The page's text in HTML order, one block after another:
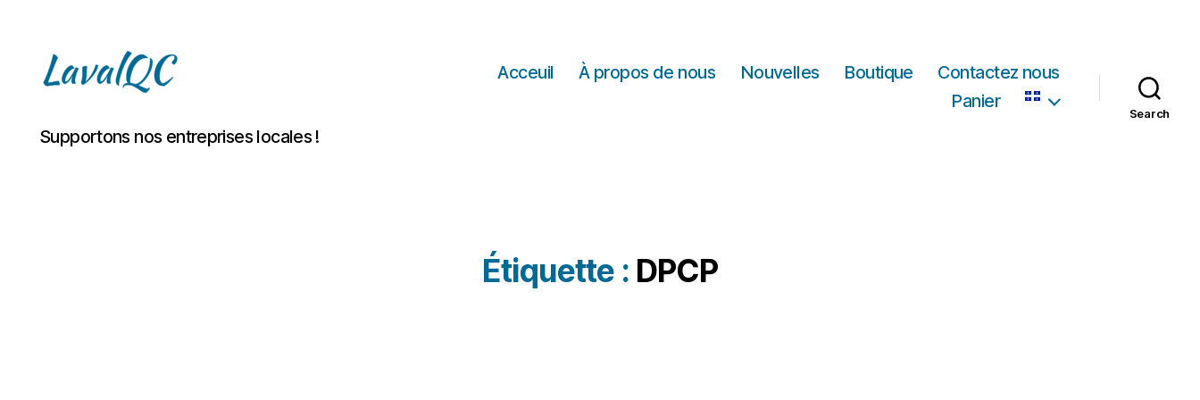
LAVAL
QC
Supportons nos entreprises locales !
Acceuil À propos de nous Nouvelles Boutique
Contactez nous
Panier
Search
Étiquette : DPCP